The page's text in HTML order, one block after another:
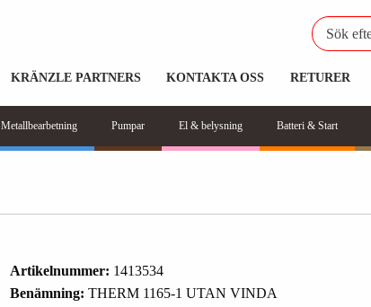
KRÄNZLE PARTNERS KONTAKTA OSS RETURER
Metallbearbetning Pumpar El & belysning Batteri & Start
Artikelnummer: 1413534
Benämning: THERM 1165-1 UTAN VINDA